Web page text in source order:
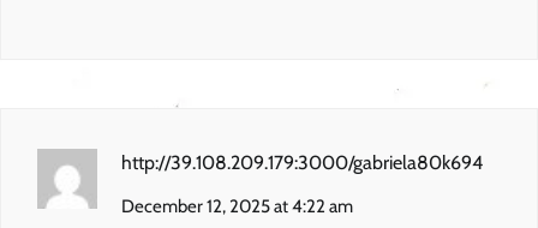
http://39.108.209.179:3000/gabriela80k694
December 12, 2025 at 4:22 am